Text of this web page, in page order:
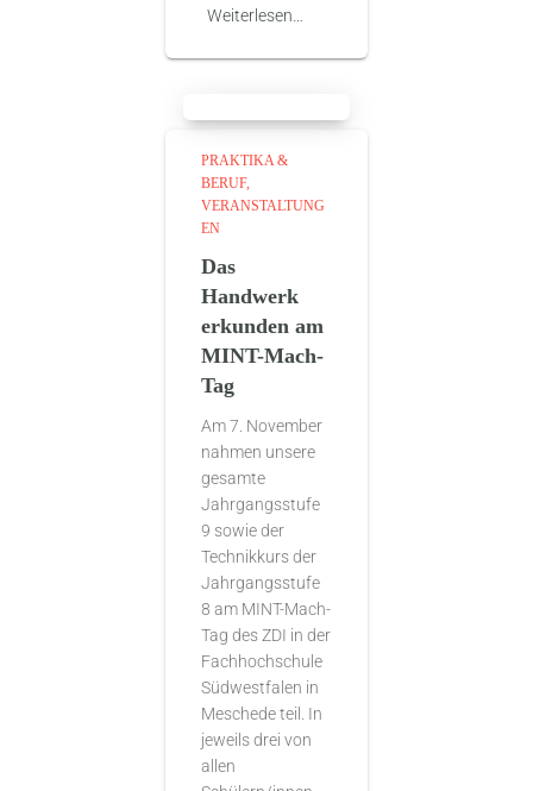
Weiterlesen…
PRAKTIKA &
BERUF
VERANSTALTUNG
EN
Das
Handwerk
erkunden am
MINT-Mach-
Tag
Am 7. November
nahmen unsere
gesamte
Jahrgangsstufe
9 sowie der
Technikkurs der
Jahrgangsstufe
8 am MINT-Mach-
Tag des ZDI in der
Fachhochschule
Südwestfalen in
Meschede teil. In
jeweils drei von
allen